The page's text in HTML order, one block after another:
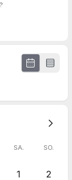
ihrer
mit
SA. SO.
1 2